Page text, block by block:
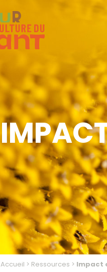
Accueil > Ressources > Impact